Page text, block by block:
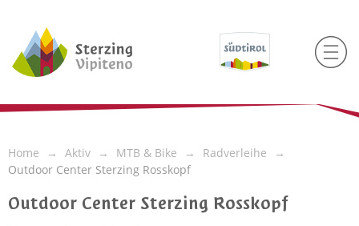
Home Aktiv MTB & Bike
Radverleihe
Outdoor Center Sterzing Rosskopf
Outdoor Center Sterzing Rosskopf